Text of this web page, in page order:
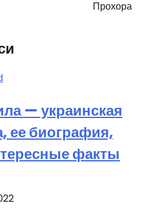
Прохора
— украинская
ее биография,
факты